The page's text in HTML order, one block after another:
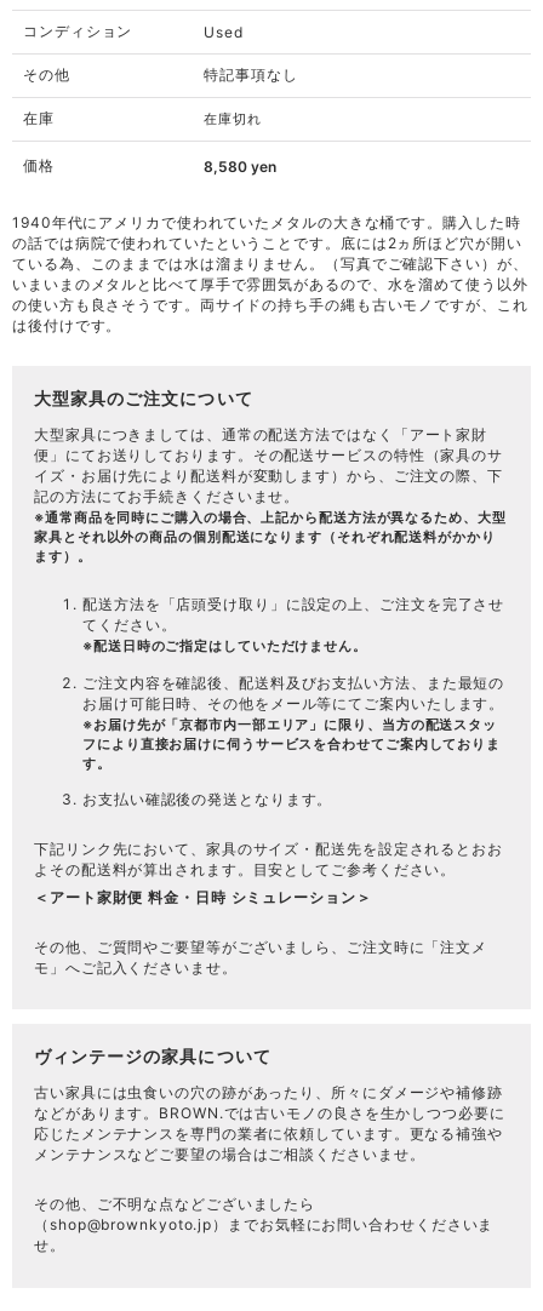
コンディション Used
その他 特記事項なし
在庫 在庫切れ
価格 8,580 yen
1940年代にアメリカで使われていたメタルの大きな桶です。購入した時
の話では病院で使われていたということです。底には2ヵ所ほど穴が開い
ている為、このままでは水は溜まりません。（写真でご確認下さい）が、
いまいまのメタルと比べて厚手で雰囲気があるので、水を溜めて使う以外
の使い方も良さそうです。両サイドの持ち手の縄も古いモノですが、これ
は後付けです。
大型家具のご注文について
大型家具につきましては、通常の配送方法ではなく「 アート家財
便 」にてお送りしております。その配送サービスの特性（家具のサ
イズ・お届け先により配送料が変動します）から、ご注文の際、下
記の方法にてお手続きくださいませ。
※通常商品を同時にご購入の場合、上記から配送方法が異なるため、大型
家具とそれ以外の商品の個別配送になります（それぞれ配送料がかかり
ます）。
配送方法を「店頭受け取り」に設定の上、ご注文を完了させ
てください。
※配送日時のご指定はしていただけません。
ご注文内容を確認後、配送料及びお支払い方法、また最短の
お届け可能日時、その他をメール等にてご案内いたします。
※お届け先が「京都市内一部エリア」に限り、当方の配送スタッ
フにより直接お届けに伺うサービスを合わせてご案内しておりま
す。
お支払い確認後の発送となります。
下記リンク先において、家具のサイズ・配送先を設定されるとおお
よその配送料が算出されます。目安としてご参考ください。
＜アート家財便 料金・日時 シミュレーション＞
その他、ご質問やご要望等がございましら、ご注文時に「注文メ
モ」へご記入くださいませ。
ヴィンテージの家具について
古い家具には虫食いの穴の跡があったり、所々にダメージや補修跡
などがあります。BROWN.では古いモノの良さを生かしつつ必要に
応じたメンテナンスを専門の業者に依頼しています。更なる補強や
メンテナンスなどご要望の場合はご相談くださいませ。
その他、ご不明な点などございましたら
（ shop@brownkyoto.jp ）までお気軽にお問い合わせくださいま
せ。